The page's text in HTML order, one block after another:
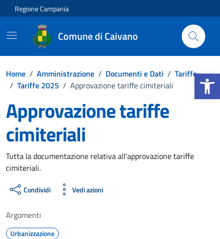
Apri la
Vai ai contenuti
Vai al footer
Regione Campania
Comune di Caivano
Home / Amministrazione / Documenti e Dati / Tariffe
/ Tariffe 2025 / Approvazione tariffe cimiteriali
Approvazione tariffe
cimiteriali
Dettagli del documento
Tutta la documentazione relativa all'approvazione tariffe
cimiteriali.
Condividi Vedi azioni
Argomenti
Urbanizzazione